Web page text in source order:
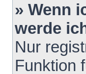
» Wenn
werde
Nur
Funktion